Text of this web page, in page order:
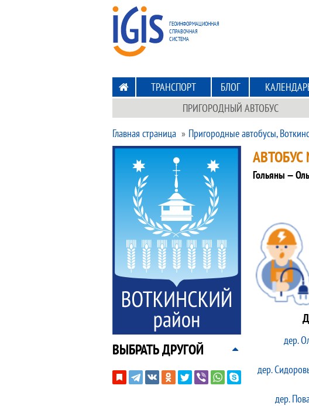
ГЕОИНФОРМАЦИОННАЯ
СПРАВОЧНАЯ
СИСТЕМА
НА ГЛАВНУЮ
ТРАНСПОРТ БЛОГ
ПРИГОРОДНЫЙ АВТОБУС
Главная страница
Пригородные автобусы,
Гольяны —
дер.
дер.
дер.
ВЫБРАТЬ ДРУГОЙ